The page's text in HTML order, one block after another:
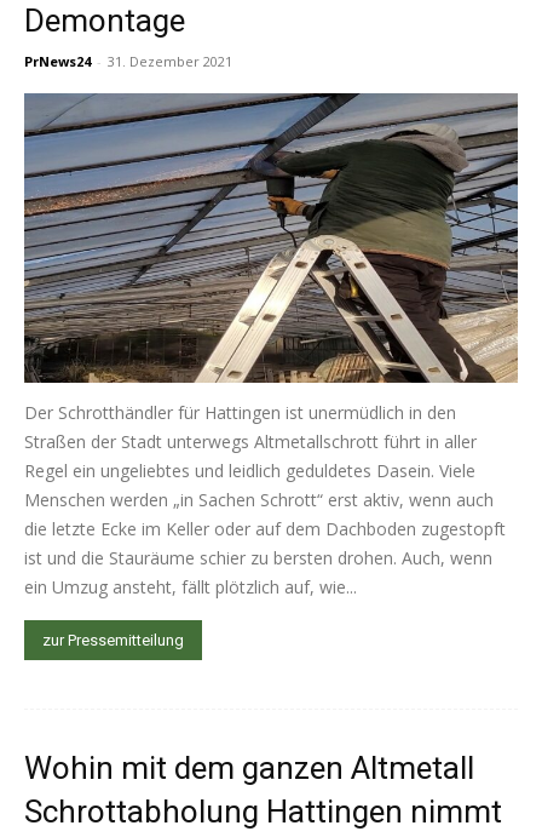
Demontage
PrNews24 - 31. Dezember 2021
Der Schrotthändler für Hattingen ist unermüdlich in den
Straßen der Stadt unterwegs Altmetallschrott führt in aller
Regel ein ungeliebtes und leidlich geduldetes Dasein. Viele
Menschen werden „in Sachen Schrott“ erst aktiv, wenn auch
die letzte Ecke im Keller oder auf dem Dachboden zugestopft
ist und die Stauräume schier zu bersten drohen. Auch, wenn
ein Umzug ansteht, fällt plötzlich auf, wie...
zur Pressemitteilung
Wohin mit dem ganzen Altmetall
Schrottabholung Hattingen nimmt